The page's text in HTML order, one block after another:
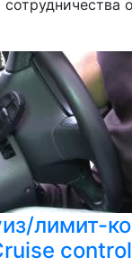
лимит-